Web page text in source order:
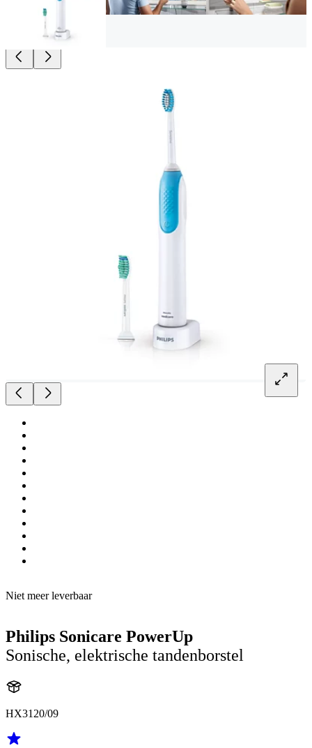
Niet meer leverbaar
Philips Sonicare PowerUp
Sonische, elektrische tandenborstel
HX3120/09